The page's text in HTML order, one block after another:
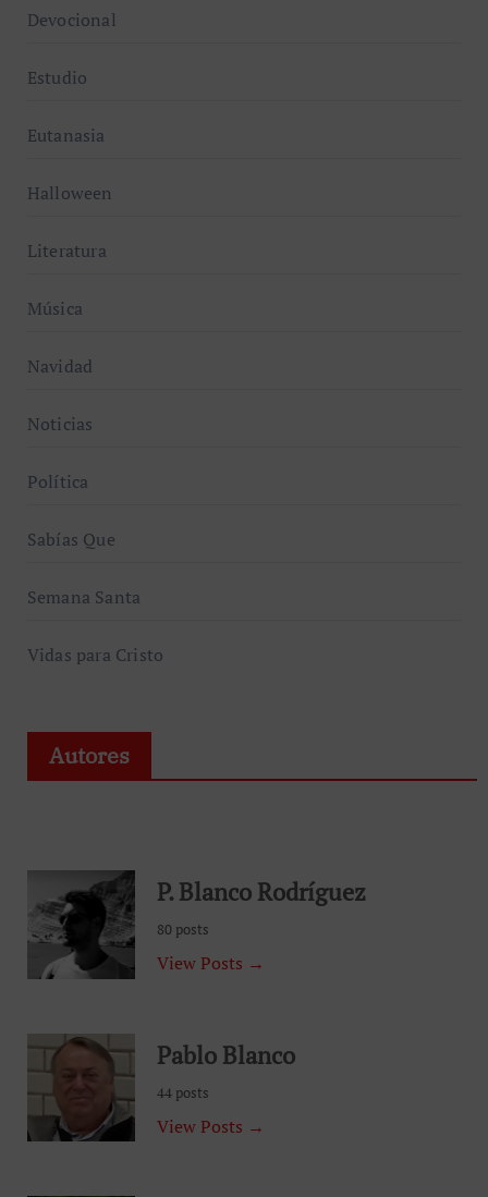
Devocional
Estudio
Eutanasia
Halloween
Literatura
Música
Navidad
Noticias
Política
Sabías Que
Semana Santa
Vidas para Cristo
Autores
P. Blanco Rodríguez
80 posts
View Posts →
Pablo Blanco
44 posts
View Posts →